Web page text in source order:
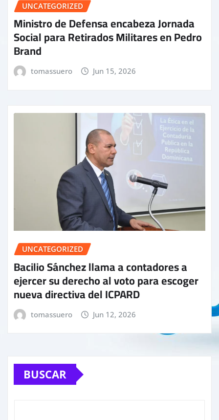
UNCATEGORIZED
Ministro de Defensa encabeza Jornada
Social para Retirados Militares en Pedro
Brand
tomassuero Jun 15, 2026
UNCATEGORIZED
Bacilio Sánchez llama a contadores a
ejercer su derecho al voto para escoger
nueva directiva del ICPARD
tomassuero Jun 12, 2026
BUSCAR